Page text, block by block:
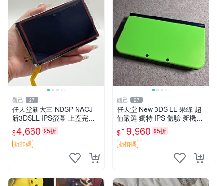
觀己 27
任天堂新大三 NDSP-NACJ
新3DSLL IPS螢幕 上蓋完美
未損傷 純正保護貼附 經典紅
配色 採購推薦 攝像收藏 3dsll
液晶 規格 IP
$4,660 95折
折扣碼
觀己 27
任天堂 New 3DS LL 果綠 超
值嚴選 獨特 IPS 體驗 新機外
觀品相 7538大三箱 黃屏預警
全功能支援 實用按鍵搖桿 十
分適合收藏 任天堂
$19,960 95折
折扣碼